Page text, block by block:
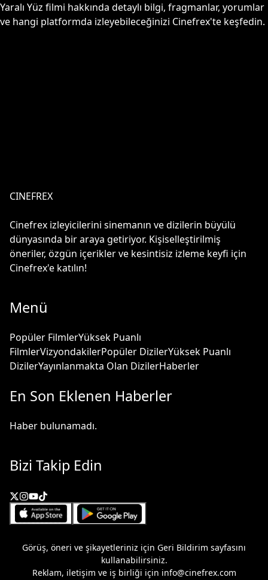
Yaralı Yüz filmi hakkında detaylı bilgi, fragmanlar, yorumlar
ve hangi platformda izleyebileceğinizi Cinefrex'te keşfedin.
CINEFREX
Cinefrex izleyicilerini sinemanın ve dizilerin büyülü
dünyasında bir araya getiriyor. Kişiselleştirilmiş
öneriler, özgün içerikler ve kesintisiz izleme keyfi için
Cinefrex'e katılın!
Menü
Popüler FilmlerYüksek Puanlı
FilmlerVizyondakilerPopüler DizilerYüksek Puanlı
DizilerYayınlanmakta Olan DizilerHaberler
En Son Eklenen Haberler
Haber bulunamadı.
Bizi Takip Edin
Görüş, öneri ve şikayetleriniz için Geri Bildirim sayfasını
kullanabilirsiniz.
Reklam, iletişim ve iş birliği için info@cinefrex.com